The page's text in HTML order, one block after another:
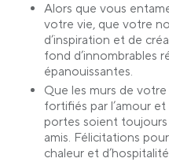
Alors que vous
votre vie, que votre
d’inspiration et de
fond d’innombrables
épanouissantes.
Que les murs de
fortifiés par l’amour
portes soient
amis. Félicitations
chaleur et